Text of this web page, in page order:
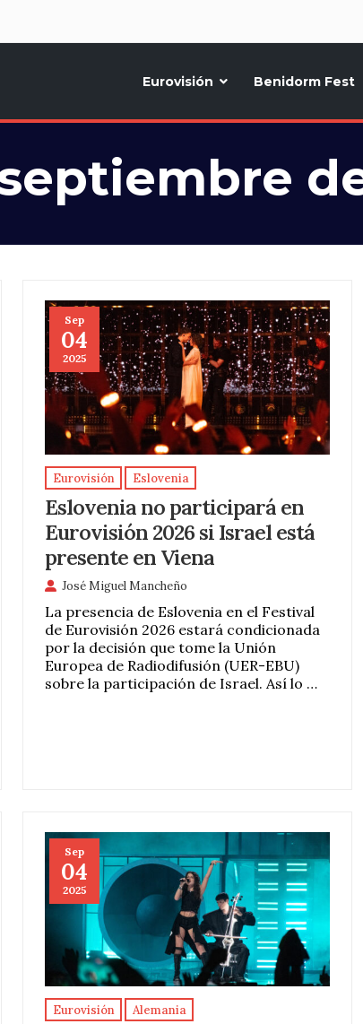
Eurovisión Benidorm Fest
Sep
04
2025
Eurovisión Eslovenia
Eslovenia no participará en
Eurovisión 2026 si Israel está
presente en Viena
José Miguel Mancheño
La presencia de Eslovenia en el Festival
de Eurovisión 2026 estará condicionada
por la decisión que tome la Unión
Europea de Radiodifusión (UER-EBU)
sobre la participación de Israel. Así lo …
Sep
04
2025
Eurovisión Alemania